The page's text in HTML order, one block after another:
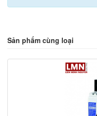
Sản phẩm cùng loại